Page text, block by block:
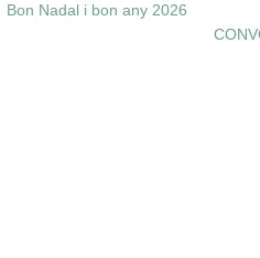
Bon Nadal i bon any 2026